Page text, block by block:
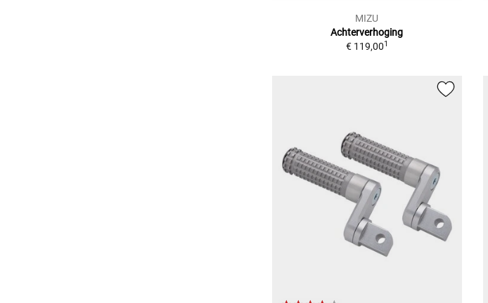
MIZU
Achterverhoging
€ 119,001